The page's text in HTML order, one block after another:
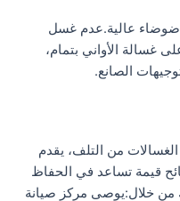
ضوضاء عالية.عدم غسل
غسالة الأواني بتمام،
الصانع.
من التلف، يقدم
قيمة تساعد في الحفاظ
خلال:يوصى مركز صيانة